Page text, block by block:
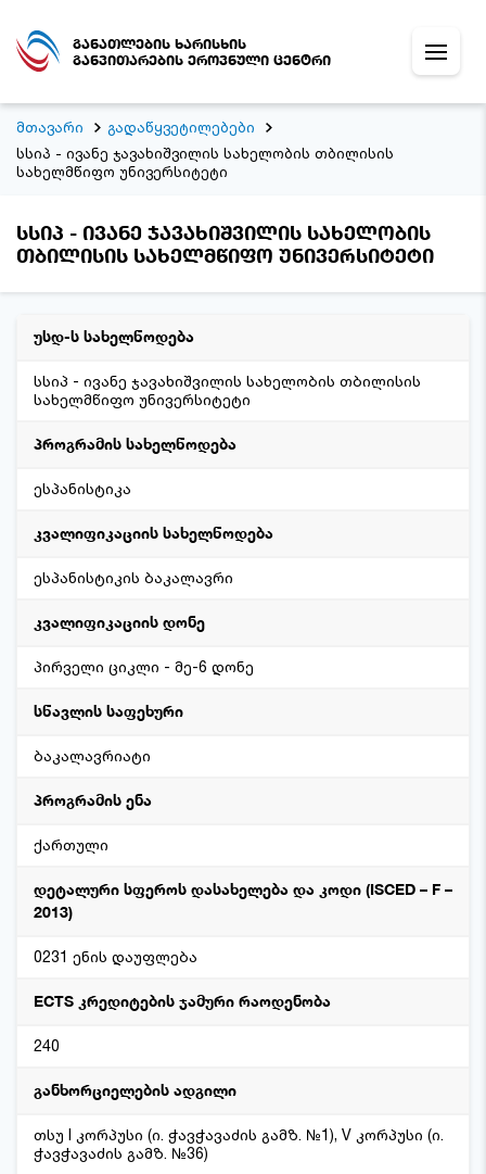
განათლების ხარისხის
განვითარების ეროვნული ცენტრი
მთავარი
გადაწყვეტილებები
სსიპ - ივანე ჯავახიშვილის სახელობის თბილისის
სახელმწიფო უნივერსიტეტი
სსიპ - ივანე ჯავახიშვილის სახელობის
თბილისის სახელმწიფო უნივერსიტეტი
უსდ-ს სახელწოდება
სსიპ - ივანე ჯავახიშვილის სახელობის თბილისის
სახელმწიფო უნივერსიტეტი
პროგრამის სახელწოდება
ესპანისტიკა
კვალიფიკაციის სახელწოდება
ესპანისტიკის ბაკალავრი
კვალიფიკაციის დონე
პირველი ციკლი - მე-6 დონე
სწავლის საფეხური
ბაკალავრიატი
პროგრამის ენა
ქართული
დეტალური სფეროს დასახელება და კოდი (ISCED – F –
2013)
0231 ენის დაუფლება
ECTS კრედიტების ჯამური რაოდენობა
240
განხორციელების ადგილი
თსუ I კორპუსი (ი. ჭავჭავაძის გამზ. №1), V კორპუსი (ი.
ჭავჭავაძის გამზ. №36)